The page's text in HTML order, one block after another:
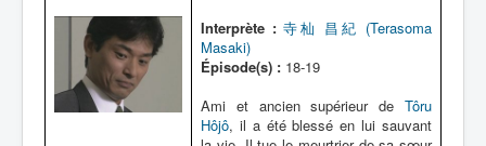
Interprète : 寺杣 昌紀 (Terasoma
Masaki)
Épisode(s) : 18-19
Ami et ancien supérieur de Tôru
Hôjô, il a été blessé en lui sauvant